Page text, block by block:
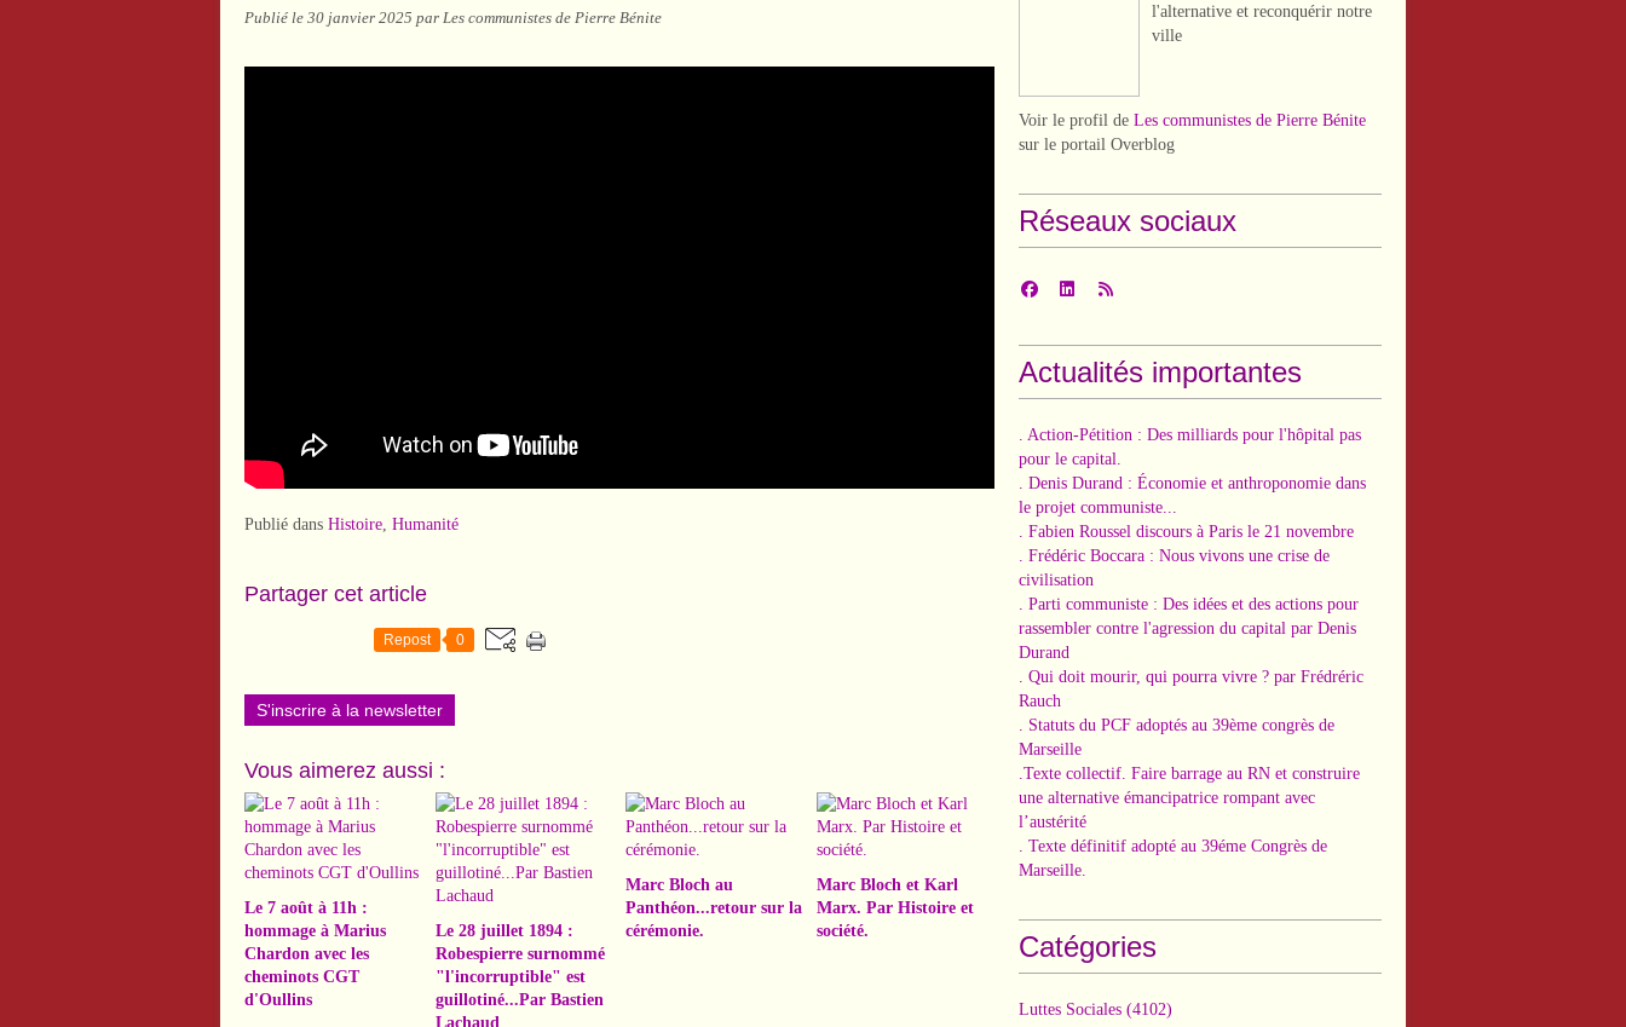
Publié le 30 janvier 2025 par Les communistes de Pierre Bénite
Publié dans Histoire Humanité
Partager cet article
Repost 0
S'inscrire à la newsletter
Vous aimerez aussi :
Le 7 août à 11h :
hommage à Marius
Chardon avec les
cheminots CGT
d'Oullins
Le 28 juillet 1894 :
Robespierre surnommé
"l'incorruptible" est
guillotiné...Par Bastien
Lachaud
Marc Bloch au
Panthéon...retour sur la
cérémonie.
Marc Bloch et Karl
Marx. Par Histoire et
société.
l'alternative et reconquérir notre
ville
Voir le profil de Les communistes de Pierre Bénite
sur le portail Overblog
Réseaux sociaux
Actualités importantes
. Action-Pétition : Des milliards pour l'hôpital pas
pour le capital.
. Denis Durand : Économie et anthroponomie dans
le projet communiste...
. Fabien Roussel discours à Paris le 21 novembre
. Frédéric Boccara : Nous vivons une crise de
civilisation
. Parti communiste : Des idées et des actions pour
rassembler contre l'agression du capital par Denis
Durand
. Qui doit mourir, qui pourra vivre ? par Frédréric
Rauch
. Statuts du PCF adoptés au 39ème congrès de
Marseille
.Texte collectif. Faire barrage au RN et construire
une alternative émancipatrice rompant avec
l’austérité
. Texte définitif adopté au 39éme Congrès de
Marseille.
Catégories
Luttes Sociales (4102)